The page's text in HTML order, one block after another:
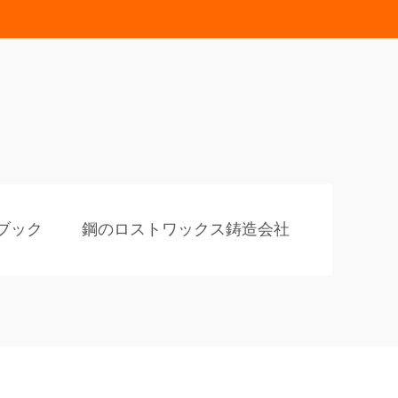
ック 鋼のロストワックス鋳造会社